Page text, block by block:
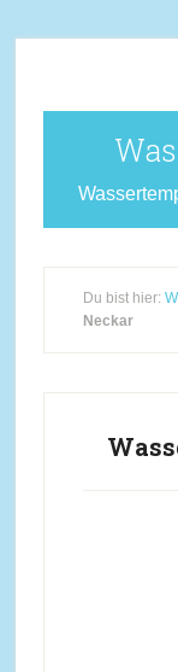
Du bist hier:
Neckar